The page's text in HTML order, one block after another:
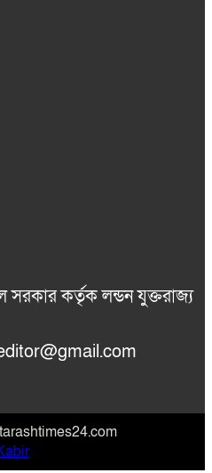
কর্তৃক লন্ডন যুক্তরাজ্য